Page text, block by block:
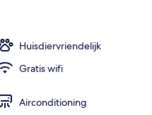
Huisdiervriendelijk
Gratis wifi
Airconditioning